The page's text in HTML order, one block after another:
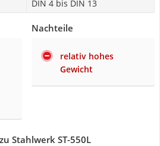
DIN 4 bis DIN 13
Nachteile
relativ hohes
Gewicht
Stahlwerk ST-550L